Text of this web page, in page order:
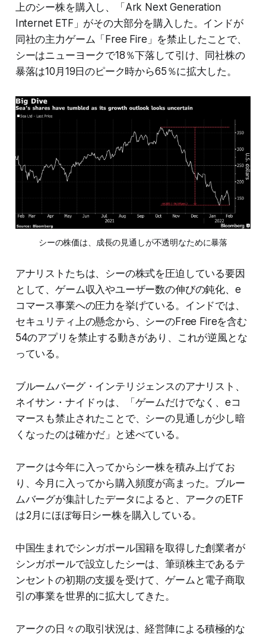
上のシー株を購入し、「Ark Next Generation
Internet ETF」がその大部分を購入した。インドが
同社の主力ゲーム「Free Fire」を禁止したことで、
シーはニューヨークで18％下落して引け、同社株の
暴落は10月19日のピーク時から65％に拡大した。
シーの株価は、成長の見通しが不透明なために暴落
アナリストたちは、シーの株式を圧迫している要因
として、ゲーム収入やユーザー数の伸びの鈍化、e
コマース事業への圧力を挙げている。インドでは、
セキュリティ上の懸念から、シーのFree Fireを含む
54のアプリを禁止する動きがあり、これが逆風とな
っている。
ブルームバーグ・インテリジェンスのアナリスト、
ネイサン・ナイドゥは、「ゲームだけでなく、eコ
マースも禁止されたことで、シーの見通しが少し暗
くなったのは確かだ」と述べている。
アークは今年に入ってからシー株を積み上げてお
り、今月に入ってから購入頻度が高まった。ブルー
ムバーグが集計したデータによると、アークのETF
は2月にほぼ毎日シー株を購入している。
中国生まれでシンガポール国籍を取得した創業者が
シンガポールで設立したシーは、筆頭株主であるテ
ンセントの初期の支援を受けて、ゲームと電子商取
引の事業を世界的に拡大してきた。
アークの日々の取引状況は、経営陣による積極的な